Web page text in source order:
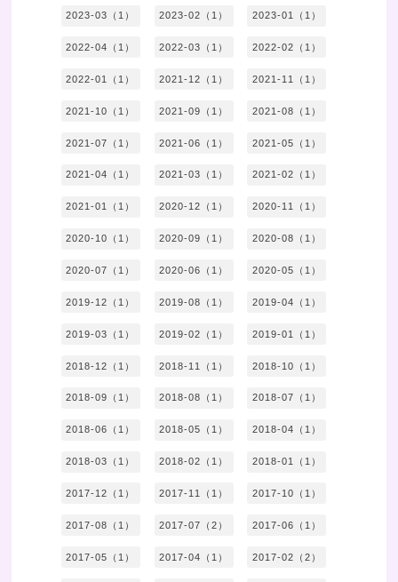
2023-03（1） 2023-02（1） 2023-01（1）
2022-04（1） 2022-03（1） 2022-02（1）
2022-01（1） 2021-12（1） 2021-11（1）
2021-10（1） 2021-09（1） 2021-08（1）
2021-07（1） 2021-06（1） 2021-05（1）
2021-04（1） 2021-03（1） 2021-02（1）
2021-01（1） 2020-12（1） 2020-11（1）
2020-10（1） 2020-09（1） 2020-08（1）
2020-07（1） 2020-06（1） 2020-05（1）
2019-12（1） 2019-08（1） 2019-04（1）
2019-03（1） 2019-02（1） 2019-01（1）
2018-12（1） 2018-11（1） 2018-10（1）
2018-09（1） 2018-08（1） 2018-07（1）
2018-06（1） 2018-05（1） 2018-04（1）
2018-03（1） 2018-02（1） 2018-01（1）
2017-12（1） 2017-11（1） 2017-10（1）
2017-08（1） 2017-07（2） 2017-06（1）
2017-05（1） 2017-04（1） 2017-02（2）